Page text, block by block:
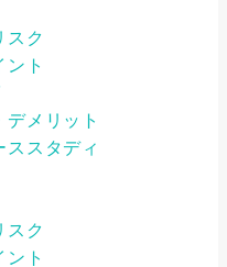
スク
ント
デメリット
ススタディ
スク
ント